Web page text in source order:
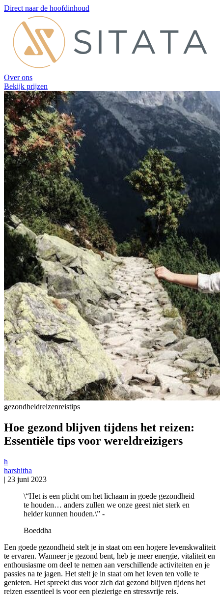
Direct naar de hoofdinhoud
Over ons
Bekijk prijzen
gezondheidreizenreistips
Hoe gezond blijven tijdens het reizen:
Essentiële tips voor wereldreizigers
h
harshitha
| 23 juni 2023
\“Het is een plicht om het lichaam in goede gezondheid
te houden… anders zullen we onze geest niet sterk en
helder kunnen houden.\” -
Boeddha
Een goede gezondheid stelt je in staat om een hogere levenskwaliteit
te ervaren. Wanneer je gezond bent, heb je meer energie, vitaliteit en
enthousiasme om deel te nemen aan verschillende activiteiten en je
passies na te jagen. Het stelt je in staat om het leven ten volle te
genieten. Het spreekt dus voor zich dat gezond blijven tijdens het
reizen essentieel is voor een plezierige en stressvrije reis.